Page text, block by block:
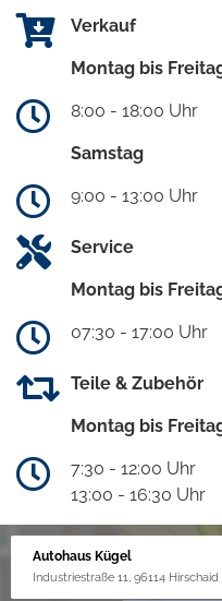
Verkauf
Montag bis
8:00 - 18:00 Uhr
Samstag
9:00 - 13:00 Uhr
Service
Montag bis
07:30 - 17:00 Uhr
Teile & Zubehör
Montag bis
7:30 - 12:00 Uhr
13:00 - 16:30 Uhr
Autohaus Kügel
Industriestraße 11, 96114 Hirschaid